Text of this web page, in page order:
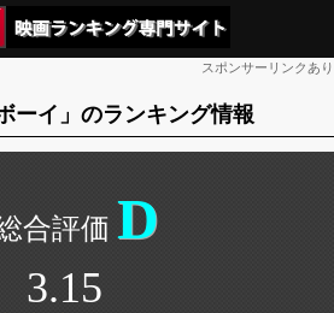
スポンサーリンクあり
ーイ」のランキング情報
D
3.15